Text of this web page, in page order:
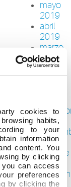
cookies to
habits,
to your
information
content. You
by clicking
you can access
preferences
by clicking the
mayo
2019
abril
2019
marzo
2019
febrero
2019
2018
2018
octubre
2018
2018